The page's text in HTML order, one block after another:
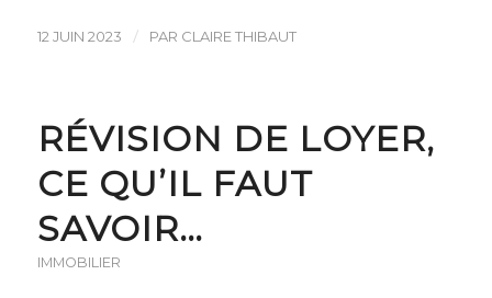
12 JUIN 2023 / PAR CLAIRE THIBAUT
RÉVISION DE LOYER,
CE QU’IL FAUT
SAVOIR…
IMMOBILIER